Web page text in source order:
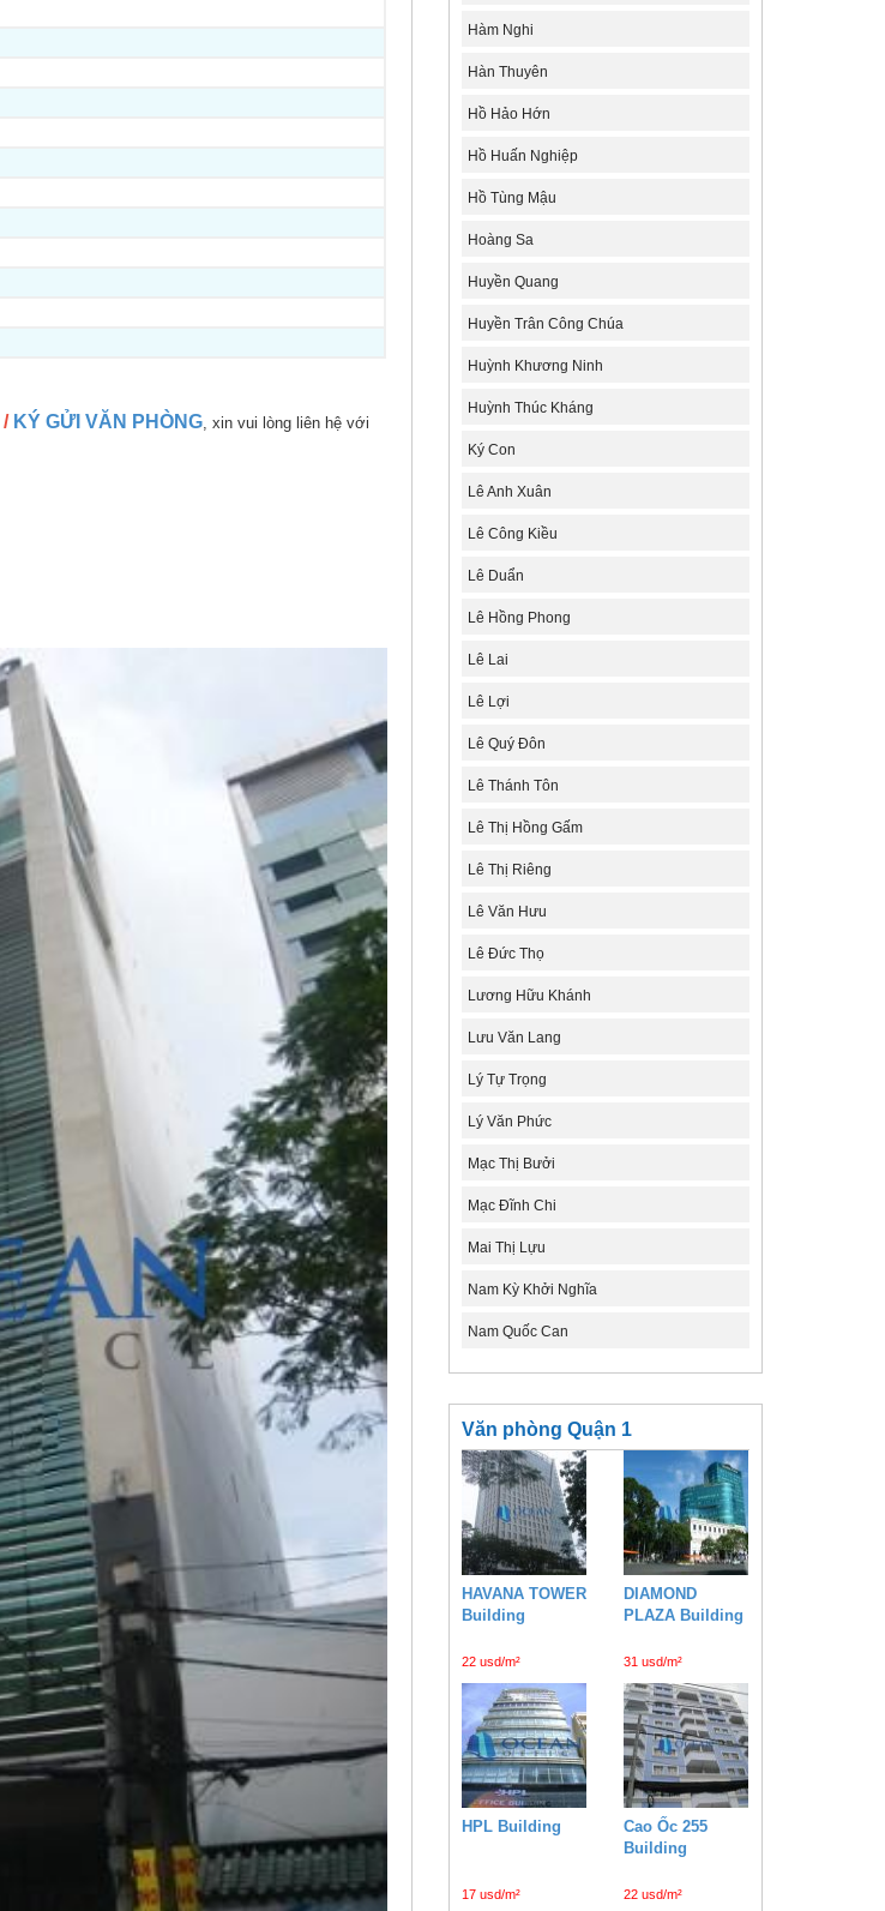
/ KÝ GỬI VĂN PHÒNG, xin vui lòng liên hệ với
Hàm Nghi
Hàn Thuyên
Hồ Hảo Hớn
Hồ Huấn Nghiệp
Hồ Tùng Mậu
Hoàng Sa
Huyền Quang
Huyền Trân Công Chúa
Huỳnh Khương Ninh
Huỳnh Thúc Kháng
Ký Con
Lê Anh Xuân
Lê Công Kiều
Lê Duẩn
Lê Hồng Phong
Lê Lai
Lê Lợi
Lê Quý Đôn
Lê Thánh Tôn
Lê Thị Hồng Gấm
Lê Thị Riêng
Lê Văn Hưu
Lê Đức Thọ
Lương Hữu Khánh
Lưu Văn Lang
Lý Tự Trọng
Lý Văn Phức
Mạc Thị Bưởi
Mạc Đĩnh Chi
Mai Thị Lựu
Nam Kỳ Khởi Nghĩa
Nam Quốc Can
Văn phòng Quận 1
HAVANA TOWER
Building
22 usd/m²
DIAMOND
PLAZA Building
31 usd/m²
HPL Building
17 usd/m²
Cao Ốc 255
Building
22 usd/m²